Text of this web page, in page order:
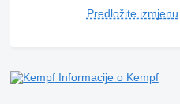
Predložite izmjenu
Informacije o Kempf